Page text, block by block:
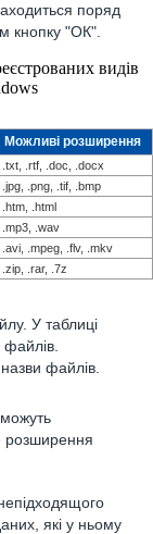
поряд
кнопку "ОК".
Можливі розширення
.txt, .rtf, .doc, .docx
.jpg, .png, .tif, .bmp
.htm, .html
.mp3, .wav
.avi, .mpeg, .flv, .mkv
.zip, .rar, .7z
У таблиці
файлів.
розширення
які у ньому